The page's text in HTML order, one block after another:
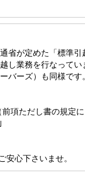
省が定めた「標準引
し業務を行なってい
バーズ）も同様です
項ただし書の規定
安心下さいませ。